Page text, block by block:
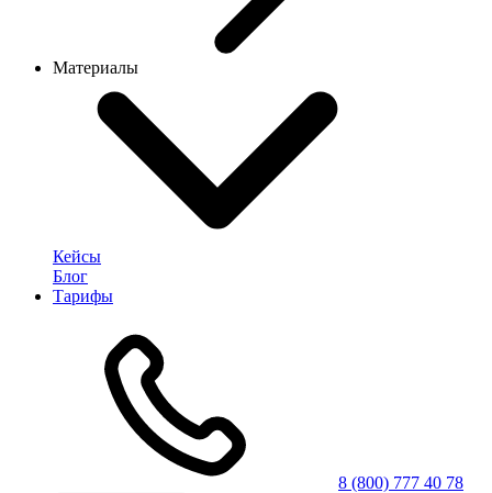
Материалы
Кейсы
Блог
Тарифы
8 (800) 777 40 78